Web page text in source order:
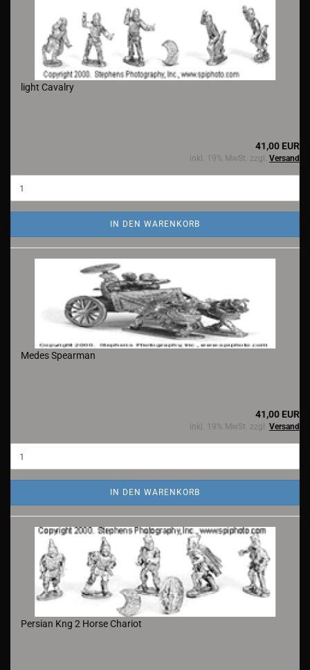
light Cavalry
41,00 EUR
inkl. 19% MwSt. zzgl. Versand
IN DEN WARENKORB
Medes Spearman
41,00 EUR
inkl. 19% MwSt. zzgl. Versand
IN DEN WARENKORB
Persian Kng 2 Horse Chariot